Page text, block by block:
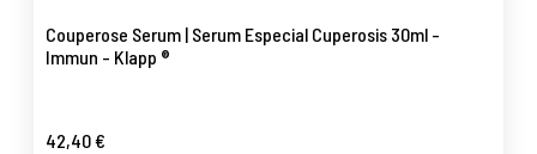
Couperose Serum | Serum Especial Cuperosis 30ml -
Immun - Klapp ®
42,40 €